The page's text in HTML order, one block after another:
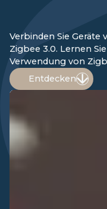
Verbinden Sie
Zigbee 3.0. Lernen
Verwendung von
Entdecken